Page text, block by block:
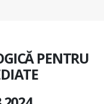
PENTRU